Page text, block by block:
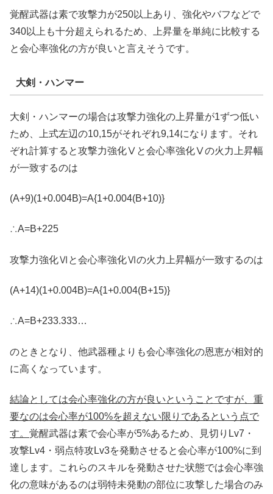
覚醒武器は素で攻撃力が250以上あり、強化やバフなどで
340以上も十分超えられるため、上昇量を単純に比較する
と会心率強化の方が良いと言えそうです。
大剣・ハンマー
大剣・ハンマーの場合は攻撃力強化の上昇量が1ずつ低い
ため、上式左辺の10,15がそれぞれ9,14になります。それ
ぞれ計算すると攻撃力強化Ⅴと会心率強化Ⅴの火力上昇幅
が一致するのは
(A+9)(1+0.004B)=A{1+0.004(B+10)}
∴A=B+225
攻撃力強化Ⅵと会心率強化Ⅵの火力上昇幅が一致するのは
(A+14)(1+0.004B)=A{1+0.004(B+15)}
∴A=B+233.333…
のときとなり、他武器種よりも会心率強化の恩恵が相対的
に高くなっています。
結論としては会心率強化の方が良いということですが、重
要なのは会心率が100%を超えない限りであるという点で
す。 覚醒武器は素で会心率が5%あるため、見切りLv7・
攻撃Lv4・弱点特攻Lv3を発動させると会心率が100%に到
達します。これらのスキルを発動させた状態では会心率強
化の意味があるのは弱特未発動の部位に攻撃した場合のみ